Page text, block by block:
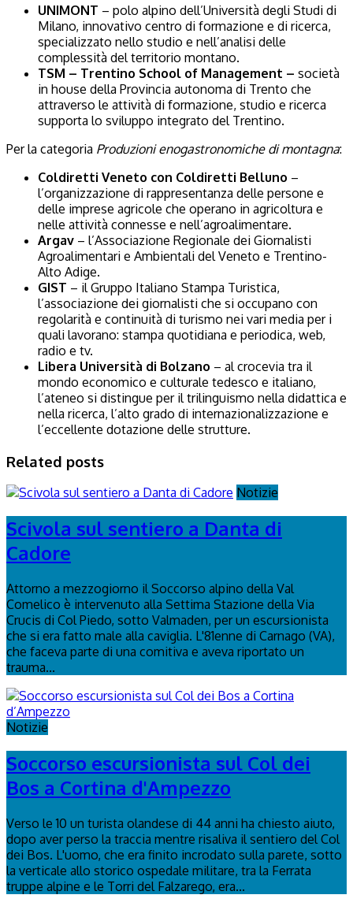
UNIMONT – polo alpino dell’Università degli Studi di
Milano, innovativo centro di formazione e di ricerca,
specializzato nello studio e nell’analisi delle
complessità del territorio montano.
TSM – Trentino School of Management – società
in house della Provincia autonoma di Trento che
attraverso le attività di formazione, studio e ricerca
supporta lo sviluppo integrato del Trentino.
Per la categoria Produzioni enogastronomiche di montagna:
Coldiretti Veneto con Coldiretti Belluno –
l’organizzazione di rappresentanza delle persone e
delle imprese agricole che operano in agricoltura e
nelle attività connesse e nell’agroalimentare.
Argav – l’Associazione Regionale dei Giornalisti
Agroalimentari e Ambientali del Veneto e Trentino-
Alto Adige.
GIST – il Gruppo Italiano Stampa Turistica,
l’associazione dei giornalisti che si occupano con
regolarità e continuità di turismo nei vari media per i
quali lavorano: stampa quotidiana e periodica, web,
radio e tv.
Libera Università di Bolzano – al crocevia tra il
mondo economico e culturale tedesco e italiano,
l’ateneo si distingue per il trilinguismo nella didattica e
nella ricerca, l’alto grado di internazionalizzazione e
l’eccellente dotazione delle strutture.
Related posts
Notizie
Scivola sul sentiero a Danta di
Cadore
Attorno a mezzogiorno il Soccorso alpino della Val
Comelico è intervenuto alla Settima Stazione della Via
Crucis di Col Piedo, sotto Valmaden, per un escursionista
che si era fatto male alla caviglia. L'81enne di Carnago (VA),
che faceva parte di una comitiva e aveva riportato un
trauma...
Notizie
Soccorso escursionista sul Col dei
Bos a Cortina d'Ampezzo
Verso le 10 un turista olandese di 44 anni ha chiesto aiuto,
dopo aver perso la traccia mentre risaliva il sentiero del Col
dei Bos. L'uomo, che era finito incrodato sulla parete, sotto
la verticale allo storico ospedale militare, tra la Ferrata
truppe alpine e le Torri del Falzarego, era...